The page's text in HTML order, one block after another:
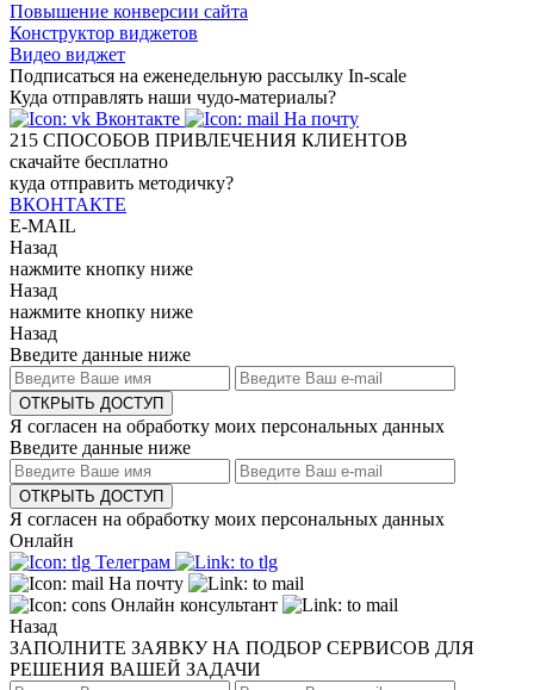
Повышение конверсии сайта
Конструктор виджетов
Видео виджет
Подписаться на еженедельную рассылку In-scale
Куда отправлять наши чудо-материалы?
Вконтакте
На почту
215 СПОСОБОВ ПРИВЛЕЧЕНИЯ КЛИЕНТОВ
скачайте бесплатно
куда отправить методичку?
ВКОНТАКТЕ
E-MAIL
Назад
нажмите кнопку ниже
Назад
нажмите кнопку ниже
Назад
Введите данные ниже
ОТКРЫТЬ ДОСТУП
Я согласен на обработку моих персональных данных
Введите данные ниже
ОТКРЫТЬ ДОСТУП
Я согласен на обработку моих персональных данных
Онлайн
Телеграм
На почту
Онлайн консультант
Назад
ЗАПОЛНИТЕ ЗАЯВКУ НА ПОДБОР СЕРВИСОВ ДЛЯ
РЕШЕНИЯ ВАШЕЙ ЗАДАЧИ